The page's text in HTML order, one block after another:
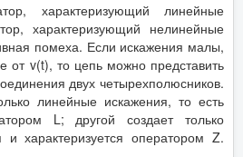
характеризующий линейные
характеризующий нелинейные
помеха. Если искажения малы,
от v(t), то цепь можно представить
двух четырехполюсников.
линейные искажения, то есть
L; другой создает только
характеризуется оператором Z.